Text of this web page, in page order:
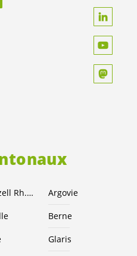
Appenzell Rh.-I. Argovie
Berne
Glaris